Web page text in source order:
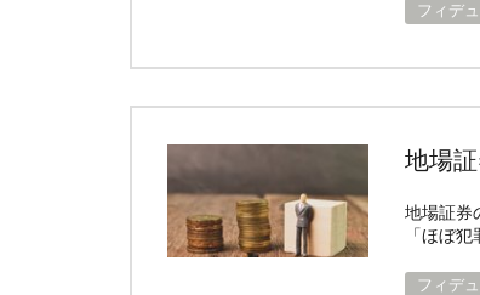
フィデ
地場
地場証券
「ほぼ
フィデ